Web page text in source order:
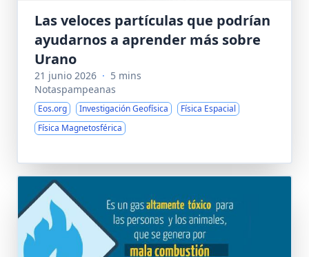
Las veloces partículas que podrían
ayudarnos a aprender más sobre
Urano
21 junio 2026 · 5 mins
Notaspampeanas
Eos.org Investigación Geofísica
Física Espacial
Física Magnetosférica